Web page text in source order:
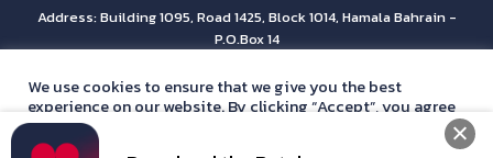
Address: Building 1095, Road 1425, Block 1014, Hamala Bahrain -
P.O.Box 14
© Batelco 2026 is part of the Beyon Group. All rights reserved.
We use cookies to ensure that we give you the best
experience on our website. By clicking “Accept”, you agree
with ourprivacy policy